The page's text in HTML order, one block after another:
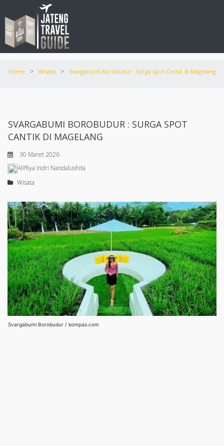
Home > Wisata > Svargabumi Borobudur : Surga Spot Cantik di Magelang
SVARGABUMI BOROBUDUR : SURGA SPOT
CANTIK DI MAGELANG
30 Maret 2026
Aliffiya Indri Nandalushita
Wisata
Svargabumi Borobudur / kompas.com